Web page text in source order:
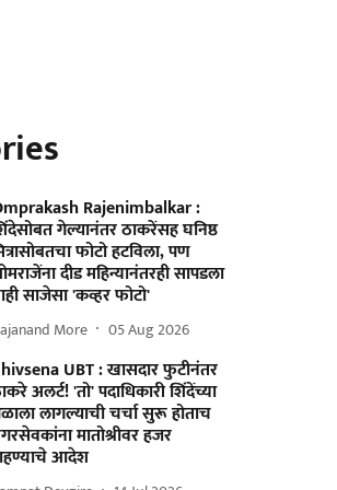
Rajenimbalkar :
गेल्यानंतर ठाकरेंसह घनिष्ठ
फोटो हटविला, पण
दीड महिन्यानंतरही सापडला
साजेसा 'कव्हर फोटो'
More 05 Aug 2026
UBT : खासदार फुटीनंतर
अलर्ट! 'तो' पदाधिकारी शिंदेंच्या
लागल्याची चर्चा सुरू होताच
मातोश्रीवर हजर
आदेश